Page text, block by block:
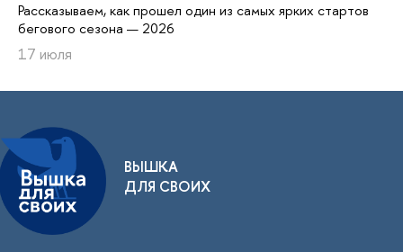
Рассказываем, как прошел один из самых ярких стартов
бегового сезона — 2026
17 июля
ВЫШКА
ДЛЯ СВОИХ